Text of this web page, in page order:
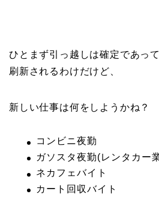
ひとまず引っ越しは確定であっ
刷新されるわけだけど、
新しい仕事は何をしようかね？
コンビニ夜勤
ガソスタ夜勤(レンタカー
ネカフェバイト
カート回収バイト